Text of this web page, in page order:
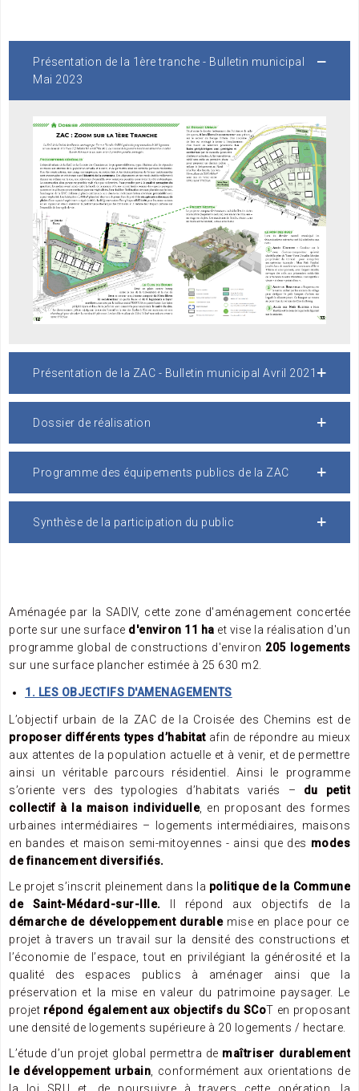
Présentation de la 1ère tranche - Bulletin municipal
Mai 2023
Présentation de la ZAC - Bulletin municipal Avril 2021
Dossier de réalisation
Programme des équipements publics de la ZAC
Synthèse de la participation du public
Aménagée par la SADIV, cette zone d'aménagement concertée
porte sur une surface d'environ 11 ha et vise la réalisation d'un
programme global de constructions d'environ 205 logements
sur une surface plancher estimée à 25 630 m2.
1. LES OBJECTIFS D'AMENAGEMENTS
L’objectif urbain de la ZAC de la Croisée des Chemins est de
proposer différents types d’habitatafin de répondre au mieux
aux attentes de la population actuelle et à venir, et de permettre
ainsi un véritable parcours résidentiel. Ainsi le programme
s’oriente vers des typologies d’habitats variés – du petit
collectif à la maison individuelle, en proposant des formes
urbaines intermédiaires – logements intermédiaires, maisons
en bandes et maison semi-mitoyennes - ainsi que des modes
de financement diversifiés.
Le projet s’inscrit pleinement dans la politique de la Commune
de Saint-Médard-sur-Ille. Il répond aux objectifs de la
démarche de développement durablemise en place pour ce
projet à travers un travail sur la densité des constructions et
l’économie de l’espace, tout en privilégiant la générosité et la
qualité des espaces publics à aménager ainsi que la
préservation et la mise en valeur du patrimoine paysager. Le
projet répond également aux objectifs du SCoT en proposant
une densité de logements supérieure à 20 logements / hectare.
L’étude d’un projet global permettra de maîtriser durablement
le développement urbain , conformément aux orientations de